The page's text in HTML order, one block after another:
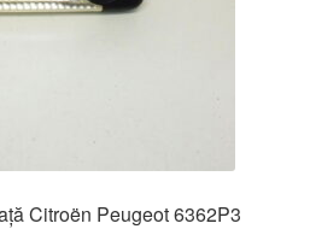
Citroën Peugeot 6362P3